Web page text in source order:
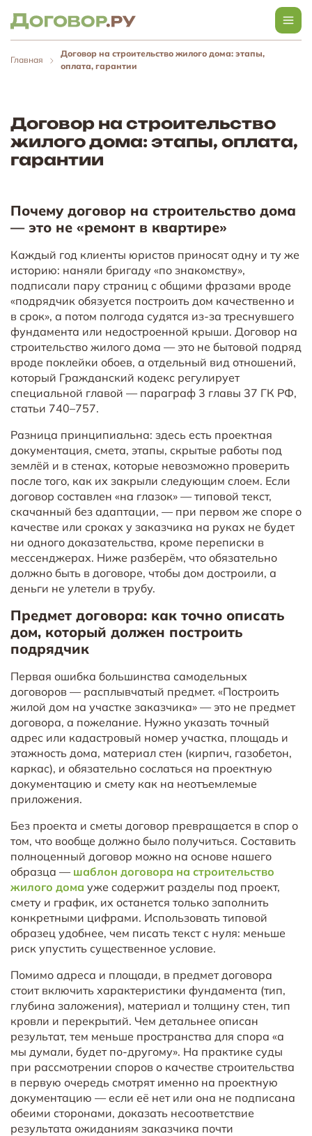
Главная
Договор на строительство жилого дома: этапы,
оплата, гарантии
Договор на строительство
жилого дома: этапы, оплата,
гарантии
Почему договор на строительство дома
— это не «ремонт в квартире»
Каждый год клиенты юристов приносят одну и ту же
историю: наняли бригаду «по знакомству»,
подписали пару страниц с общими фразами вроде
«подрядчик обязуется построить дом качественно и
в срок», а потом полгода судятся из-за треснувшего
фундамента или недостроенной крыши. Договор на
строительство жилого дома — это не бытовой подряд
вроде поклейки обоев, а отдельный вид отношений,
который Гражданский кодекс регулирует
специальной главой — параграф 3 главы 37 ГК РФ,
статьи 740–757.
Разница принципиальна: здесь есть проектная
документация, смета, этапы, скрытые работы под
землёй и в стенах, которые невозможно проверить
после того, как их закрыли следующим слоем. Если
договор составлен «на глазок» — типовой текст,
скачанный без адаптации, — при первом же споре о
качестве или сроках у заказчика на руках не будет
ни одного доказательства, кроме переписки в
мессенджерах. Ниже разберём, что обязательно
должно быть в договоре, чтобы дом достроили, а
деньги не улетели в трубу.
Предмет договора: как точно описать
дом, который должен построить
подрядчик
Первая ошибка большинства самодельных
договоров — расплывчатый предмет. «Построить
жилой дом на участке заказчика» — это не предмет
договора, а пожелание. Нужно указать точный
адрес или кадастровый номер участка, площадь и
этажность дома, материал стен (кирпич, газобетон,
каркас), и обязательно сослаться на проектную
документацию и смету как на неотъемлемые
приложения.
Без проекта и сметы договор превращается в спор о
том, что вообще должно было получиться. Составить
полноценный договор можно на основе нашего
образца — шаблон договора на строительство
жилого дома уже содержит разделы под проект,
смету и график, их останется только заполнить
конкретными цифрами. Использовать типовой
образец удобнее, чем писать текст с нуля: меньше
риск упустить существенное условие.
Помимо адреса и площади, в предмет договора
стоит включить характеристики фундамента (тип,
глубина заложения), материал и толщину стен, тип
кровли и перекрытий. Чем детальнее описан
результат, тем меньше пространства для спора «а
мы думали, будет по-другому». На практике суды
при рассмотрении споров о качестве строительства
в первую очередь смотрят именно на проектную
документацию — если её нет или она не подписана
обеими сторонами, доказать несоответствие
результата ожиданиям заказчика почти